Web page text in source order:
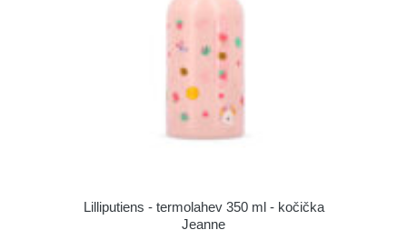
Lilliputiens - termolahev 350 ml - kočička
Jeanne